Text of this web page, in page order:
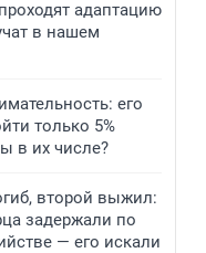
адаптацию
в нашем
его
только 5%
в их числе?
второй выжил:
задержали по
— его искали